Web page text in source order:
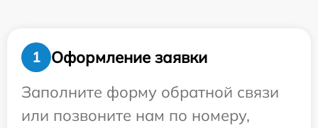
1
Оформление заявки
Заполните форму обратной связи
или позвоните нам по номеру,